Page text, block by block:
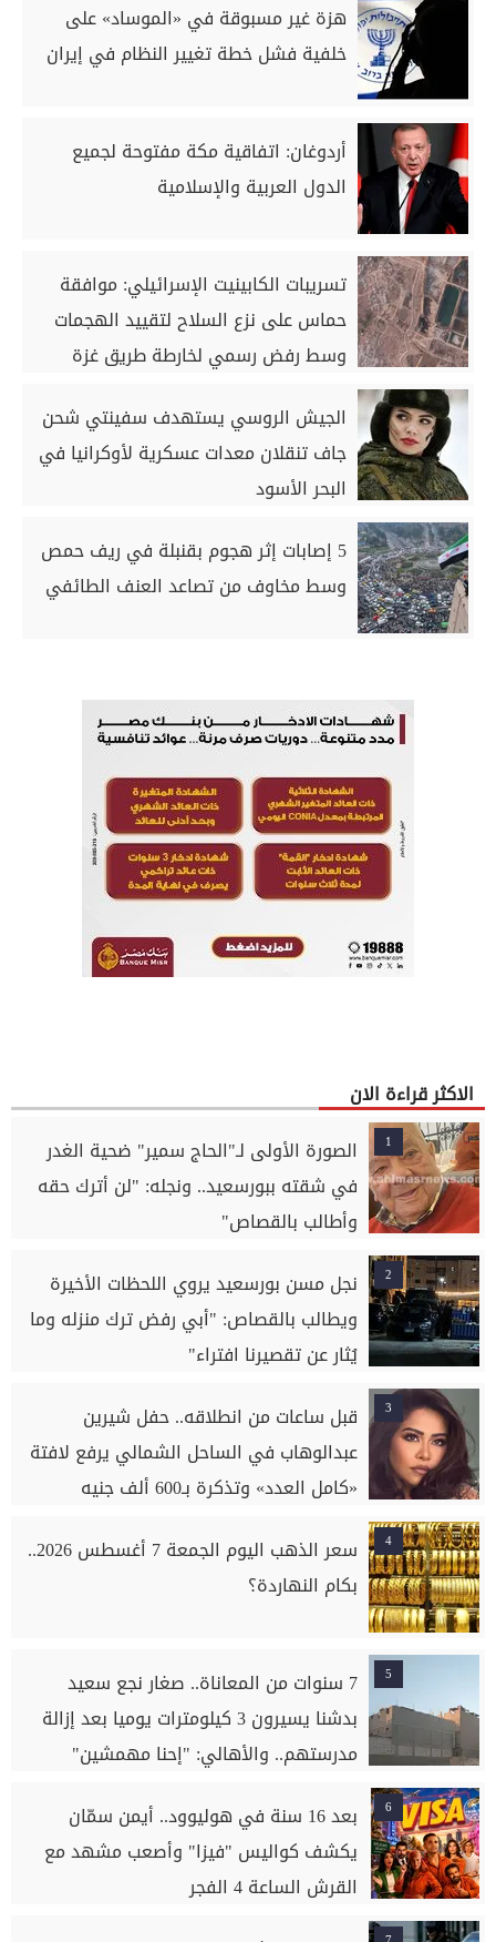
هزة غير مسبوقة في «الموساد» على
خلفية فشل خطة تغيير النظام في إيران
أردوغان: اتفاقية مكة مفتوحة لجميع
الدول العربية والإسلامية
تسريبات الكابينيت الإسرائيلي: موافقة
حماس على نزع السلاح لتقييد الهجمات
وسط رفض رسمي لخارطة طريق غزة
الجيش الروسي يستهدف سفينتي شحن
جاف تنقلان معدات عسكرية لأوكرانيا في
البحر الأسود
5 إصابات إثر هجوم بقنبلة في ريف حمص
وسط مخاوف من تصاعد العنف الطائفي
الاكثر قراءة الان
1
الصورة الأولى لـ"الحاج سمير" ضحية الغدر
في شقته ببورسعيد.. ونجله: "لن أترك حقه
وأطالب بالقصاص"
2
نجل مسن بورسعيد يروي اللحظات الأخيرة
ويطالب بالقصاص: "أبي رفض ترك منزله وما
يُثار عن تقصيرنا افتراء"
3
قبل ساعات من انطلاقه.. حفل شيرين
عبدالوهاب في الساحل الشمالي يرفع لافتة
«كامل العدد» وتذكرة بـ600 ألف جنيه
4
سعر الذهب اليوم الجمعة 7 أغسطس 2026..
بكام النهاردة؟
5
7 سنوات من المعاناة.. صغار نجع سعيد
بدشنا يسيرون 3 كيلومترات يوميا بعد إزالة
مدرستهم.. والأهالي: "إحنا مهمشين"
6
بعد 16 سنة في هوليوود.. أيمن سمّان
يكشف كواليس "فيزا" وأصعب مشهد مع
القرش الساعة 4 الفجر